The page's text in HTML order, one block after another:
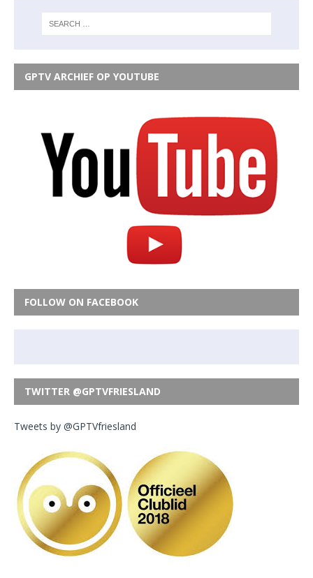
GPTV ARCHIEF OP YOUTUBE
FOLLOW ON FACEBOOK
TWITTER @GPTVFRIESLAND
Tweets by @GPTVfriesland